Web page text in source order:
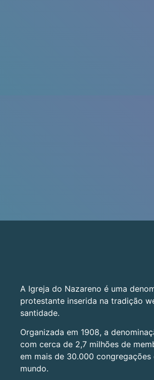
A Igreja do Nazareno é uma
protestante inserida na tradição
santidade.
Organizada em 1908, a
com cerca de 2,7 milhões de
em mais de 30.000 congregações
mundo.